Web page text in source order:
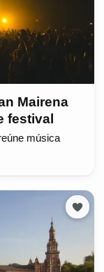
Mairena
festival
música